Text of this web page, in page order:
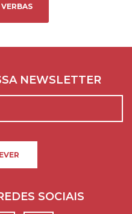
NEWSLETTER
SOCIAIS